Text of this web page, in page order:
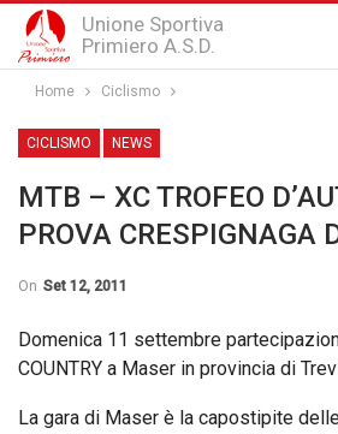
Unione Sportiva
Primiero A.S.D.
Home Ciclismo
CICLISMO NEWS
MTB – XC TROFEO
PROVA CRESPIGNAGA
On Set 12, 2011
Domenica 11 settembre
COUNTRY a Maser in provincia di
La gara di Maser è la capostipite